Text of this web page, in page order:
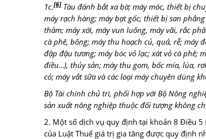
1c.[6] Tàu đánh bắt xa bờ; máy móc, thiết bị
máy rạch hàng; máy bạt gốc; thiết bị san
thảm; máy xới, máy vun luống, máy vãi, rắc
cà phê, bông; máy thu hoạch củ, quả, rễ; máy
đập đậu tương; máy bóc vỏ lạc; xát vỏ cà phê;
điều…), thủy sản; máy thu gom, bốc mía, lúa,
cỏ; máy vắt sữa và các loại máy chuyên dùng
Bộ Tài chính chủ trì, phối hợp với Bộ Nông
sản xuất nông nghiệp thuộc đối tượng không
2. Một số dịch vụ quy định tại khoản 8 Điều
của Luật Thuế giá trị gia tăng được quy định